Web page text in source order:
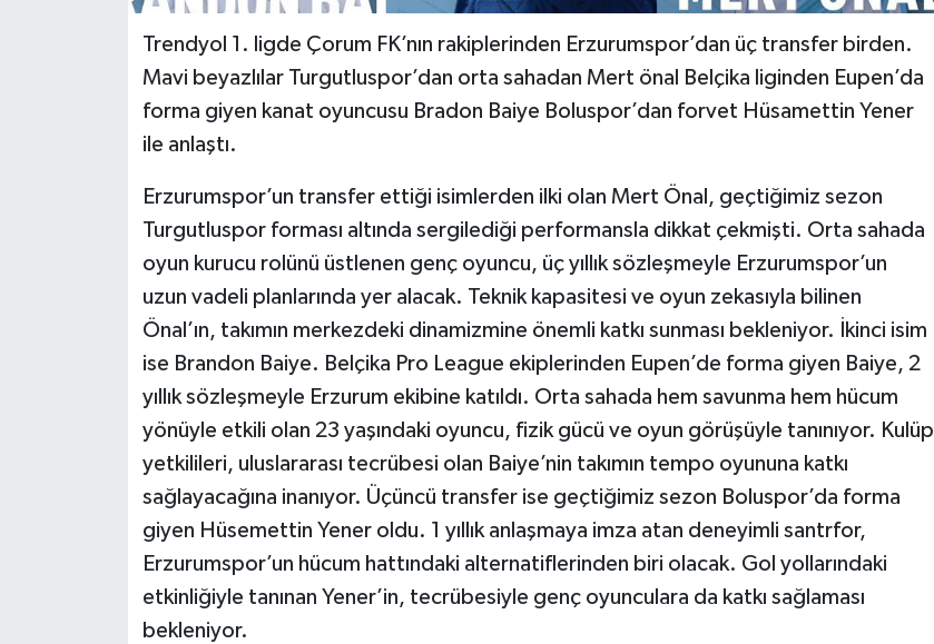
Trendyol 1. ligde Çorum FK’nın rakiplerinden Erzurumspor’dan üç transfer birden.
Mavi beyazlılar Turgutluspor’dan orta sahadan Mert önal Belçika liginden Eupen’da
forma giyen kanat oyuncusu Bradon Baiye Boluspor’dan forvet Hüsamettin Yener
ile anlaştı.
Erzurumspor’un transfer ettiği isimlerden ilki olan Mert Önal, geçtiğimiz sezon
Turgutluspor forması altında sergilediği performansla dikkat çekmişti. Orta sahada
oyun kurucu rolünü üstlenen genç oyuncu, üç yıllık sözleşmeyle Erzurumspor’un
uzun vadeli planlarında yer alacak. Teknik kapasitesi ve oyun zekasıyla bilinen
Önal’ın, takımın merkezdeki dinamizmine önemli katkı sunması bekleniyor. İkinci isim
ise Brandon Baiye. Belçika Pro League ekiplerinden Eupen’de forma giyen Baiye, 2
yıllık sözleşmeyle Erzurum ekibine katıldı. Orta sahada hem savunma hem hücum
yönüyle etkili olan 23 yaşındaki oyuncu, fizik gücü ve oyun görüşüyle tanınıyor. Kulüp
yetkilileri, uluslararası tecrübesi olan Baiye’nin takımın tempo oyununa katkı
sağlayacağına inanıyor. Üçüncü transfer ise geçtiğimiz sezon Boluspor’da forma
giyen Hüsemettin Yener oldu. 1 yıllık anlaşmaya imza atan deneyimli santrfor,
Erzurumspor’un hücum hattındaki alternatiflerinden biri olacak. Gol yollarındaki
etkinliğiyle tanınan Yener’in, tecrübesiyle genç oyunculara da katkı sağlaması
bekleniyor.